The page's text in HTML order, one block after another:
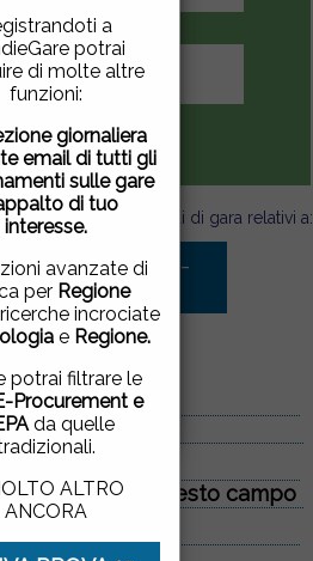
sito utilizza
di terze parti per
la tua
di utilizzo. Se
di più
qui .
questa
scorrendo questa
cliccando su un
proseguendo la
in altra
acconsenti
dei cookie.
|NON
a
potrai
di molte altre
funzioni:
giornaliera
email di tutti gli
sulle gare
di tuo
interesse.
avanzate di
per Regione
incrociate
e Regione.
potrai filtrare le
Procurement e
da quelle
ALTRO
ANCORA
Account
tutti i bandi di gara relativi a:
PER Servizi -
di gara
per vedere questo campo